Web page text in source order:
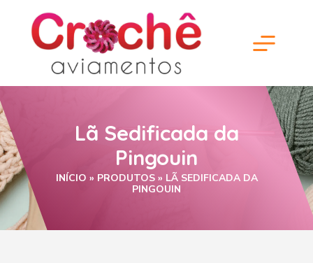
Lã Sedificada da
Pingouin
INÍCIO » PRODUTOS» LÃ SEDIFICADA DA
PINGOUIN